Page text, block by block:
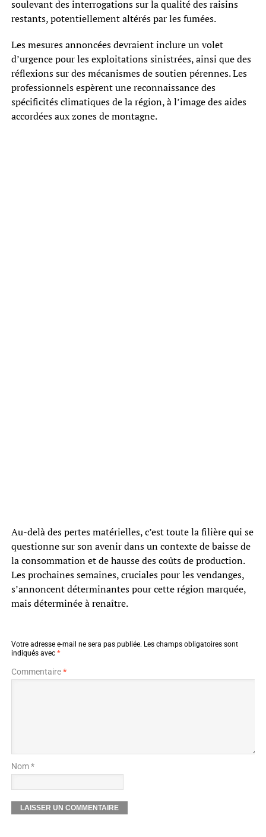
soulevant des interrogations sur la qualité des raisins
restants, potentiellement altérés par les fumées.
Les mesures annoncées devraient inclure un volet
d’urgence pour les exploitations sinistrées, ainsi que des
réflexions sur des mécanismes de soutien pérennes. Les
professionnels espèrent une reconnaissance des
spécificités climatiques de la région, à l’image des aides
accordées aux zones de montagne.
Au-delà des pertes matérielles, c’est toute la filière qui se
questionne sur son avenir dans un contexte de baisse de
la consommation et de hausse des coûts de production.
Les prochaines semaines, cruciales pour les vendanges,
s’annoncent déterminantes pour cette région marquée,
mais déterminée à renaître.
Votre adresse e-mail ne sera pas publiée. Les champs obligatoires sont
indiqués avec *
Commentaire*
Nom *